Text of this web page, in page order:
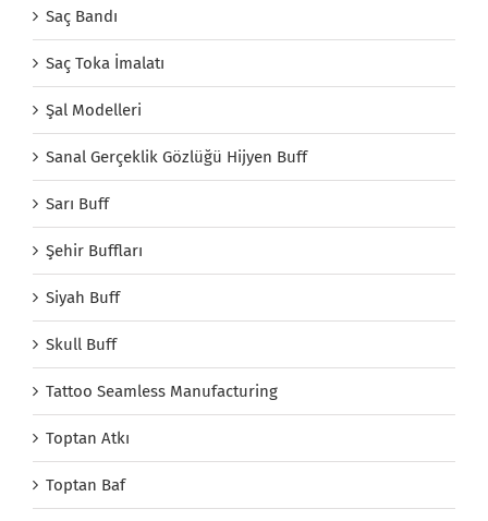
Saç Bandı
Saç Toka İmalatı
Şal Modelleri
Sanal Gerçeklik Gözlüğü Hijyen Buff
Sarı Buff
Şehir Buffları
Siyah Buff
Skull Buff
Tattoo Seamless Manufacturing
Toptan Atkı
Toptan Baf